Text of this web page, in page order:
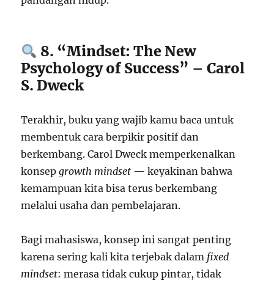
8. “Mindset: The New
Psychology of Success” – Carol
S. Dweck
Terakhir, buku yang wajib kamu baca untuk
membentuk cara berpikir positif dan
berkembang. Carol Dweck memperkenalkan
konsepgrowth mindset — keyakinan bahwa
kemampuan kita bisa terus berkembang
melalui usaha dan pembelajaran.
Bagi mahasiswa, konsep ini sangat penting
karena sering kali kita terjebak dalam fixed
mindset: merasa tidak cukup pintar, tidak